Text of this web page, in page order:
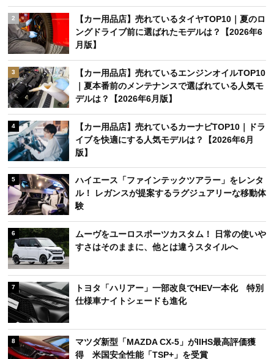
2
【カー用品店】売れているタイヤTOP10｜夏のロ
ングドライブ前に選ばれたモデルは？【2026年6
月版】
3
【カー用品店】売れているエンジンオイルTOP10
｜夏本番前のメンテナンスで選ばれている人気モ
デルは？【2026年6月版】
4
【カー用品店】売れているカーナビTOP10｜ドラ
イブを快適にする人気モデルは？【2026年6月
版】
5
ハイエース「ファインテックツアラー」をレンタ
ル！ レガンスが提案するラグジュアリーな移動体
験
6
ムーヴをユーロスポーツカスタム！ 日常の使いや
すさはそのままに、他とは違うスタイルへ
7
トヨタ「ハリアー」一部改良でHEV一本化 特別
仕様車ナイトシェードも進化
8
マツダ新型「MAZDA CX-5」がIIHS最高評価獲
得 米国安全性能「TSP+」を受賞